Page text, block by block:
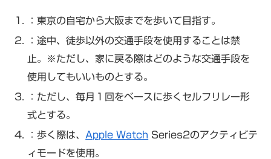
：東京の自宅から大阪までを歩いて目指す。
：途中、徒歩以外の交通手段を使用することは禁
止。※ただし、家に戻る際はどのような交通手段を
使用してもいいものとする。
：ただし、毎月１回をベースに歩くセルフリレー形
式とする。
：歩く際は、 Apple Watch Series2のアクティビテ
ィモードを使用。